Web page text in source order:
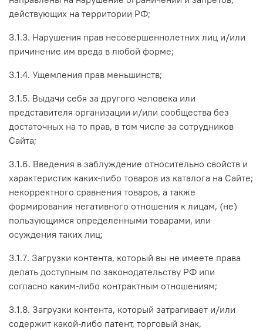
действующих на территории РФ;
3.1.3. Нарушения прав несовершеннолетних лиц и/или
причинение им вреда в любой форме;
3.1.4. Ущемления прав меньшинств;
3.1.5. Выдачи себя за другого человека или
представителя организации и/или сообщества без
достаточных на то прав, в том числе за сотрудников
Сайта;
3.1.6. Введения в заблуждение относительно свойств и
характеристик каких-либо товаров из каталога на Сайте;
некорректного сравнения товаров, а также
формирования негативного отношения к лицам, (не)
пользующимся определенными товарами, или
осуждения таких лиц;
3.1.7. Загрузки контента, который вы не имеете права
делать доступным по законодательству РФ или
согласно каким-либо контрактным отношениям;
3.1.8. Загрузки контента, который затрагивает и/или
содержит какой-либо патент, торговый знак,